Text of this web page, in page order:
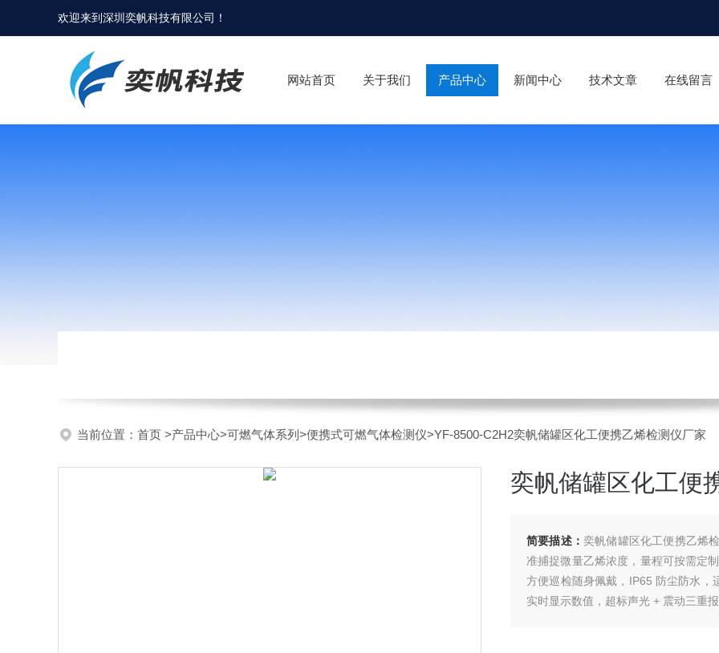
欢迎来到深圳奕帆科技有限公司 ！
网站首页 关于我们 产品中心 新闻中心 技术文章 在线留言
当前位置： 首页 >产品中心>可燃气体系列 >便携式可燃气体检测仪>YF-8500-C2H2奕帆储罐区化工便携乙烯检测仪厂家
奕帆储罐区化工便
简要描述： 奕帆储罐区化工便携乙烯
准捕捉微量乙烯浓度，量程可按需定
方便巡检随身佩戴，IP65 防尘防水，
实时显示数值，超标声光 + 震动三重